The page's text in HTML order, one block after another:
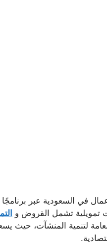
في السعودية عبر برنامجًا
تمويلية تشمل القروض و
لتنمية المنشآت، حيث